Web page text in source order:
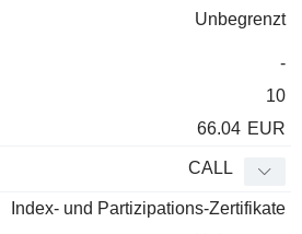
Unbegrenzt
-
10
66.04 EUR
CALL
Index- und Partizipations-Zertifikate